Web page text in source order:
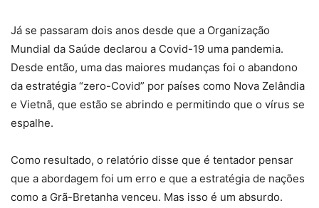
Já se passaram dois anos desde que a Organização
Mundial da Saúde declarou a Covid-19 uma pandemia.
Desde então, uma das maiores mudanças foi o abandono
da estratégia “zero-Covid” por países como Nova Zelândia
e Vietnã, que estão se abrindo e permitindo que o vírus se
espalhe.
Como resultado, o relatório disse que é tentador pensar
que a abordagem foi um erro e que a estratégia de nações
como a Grã-Bretanha venceu. Mas isso é um absurdo.